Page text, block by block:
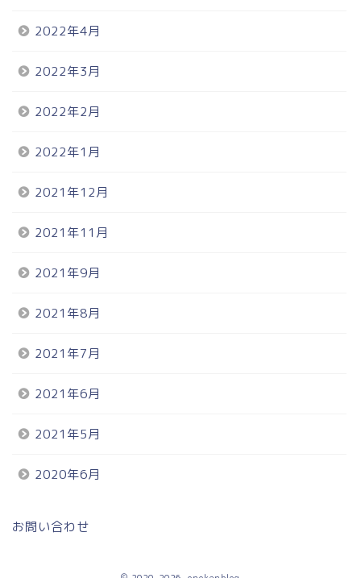
2022年4月
2022年3月
2022年2月
2022年1月
2021年12月
2021年11月
2021年9月
2021年8月
2021年7月
2021年6月
2021年5月
2020年6月
お問い合わせ